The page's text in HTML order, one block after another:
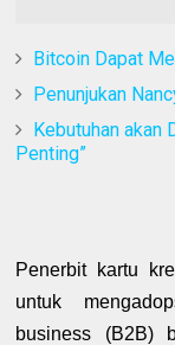
Bitcoin Dapat
Penunjukan
Kebutuhan akan
Penting”
Penerbit kartu
untuk
business (B2B)